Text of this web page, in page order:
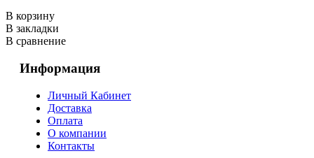
В корзину
В закладки
В сравнение
Информация
Личный Кабинет
Доставка
Оплата
О компании
Контакты